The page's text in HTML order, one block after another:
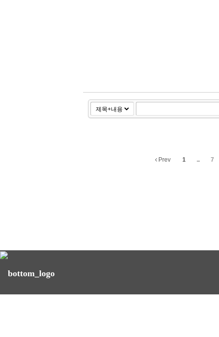
Prev 1 ... 7